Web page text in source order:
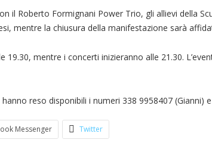
il Roberto Formignani Power Trio, gli allievi della
mentre la chiusura della manifestazione sarà
mentre i concerti inizieranno alle 21.30.
reso disponibili i numeri 338 9958407 (Gianni)
Messenger Twitter